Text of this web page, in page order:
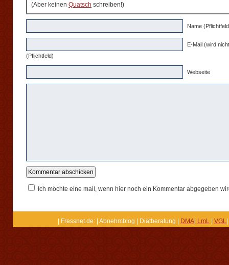
(Aber keinen Quatsch schreiben!)
Name
E-Mail (wird
(Pflichtfeld)
Webseite
Ich möchte eine mail, wenn hier noch ein Kommentar abgegeben
| Fressnet.de: | Abnehmblog | Diätberatung | DMA LmL VGL